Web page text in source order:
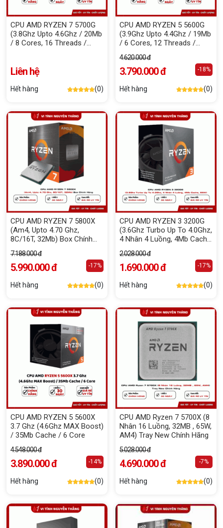
CPU AMD RYZEN 7 5700G
(3.8Ghz Upto 4.6Ghz / 20Mb
/ 8 Cores, 16 Threads /
Liên hệ
Hết hàng (0)
CPU AMD RYZEN 5 5600G
(3.9Ghz Upto 4.4Ghz / 19Mb
/ 6 Cores, 12 Threads /
4.620.000 đ
3.790.000 đ -18%
Hết hàng (0)
CPU AMD RYZEN 7 5800X
(Am4, Upto 4.70 Ghz,
8C/16T, 32Mb) Box Chính
7.188.000 đ
5.990.000 đ -17%
Hết hàng (0)
CPU AMD RYZEN 3 3200G
(3.6Ghz Turbo Up To 4.0Ghz,
4 Nhân 4 Luồng, 4Mb Cache,
2.028.000 đ
1.690.000 đ -17%
Hết hàng (0)
CPU AMD RYZEN 5 5600X
3.7 Ghz (4.6Ghz MAX Boost)
/ 35Mb Cache / 6 Core
4.548.000 đ
3.890.000 đ -14%
Hết hàng (0)
CPU AMD Ryzen 7 5700X (8
Nhân 16 Luồng, 32MB , 65W,
AM4) Tray New Chính Hãng
5.028.000 đ
4.690.000 đ -7%
Hết hàng (0)